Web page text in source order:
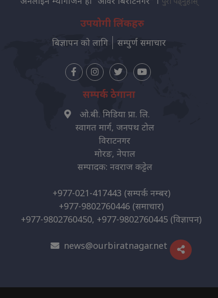
उपयोगी लिंकहरु
बिज्ञापन को लागि सम्पुर्ण समाचार
सम्पर्क ठेगाना
ओ.बी. मिडिया प्रा. लि.
स्वागत मार्ग, जनपथ टोल
विराटनगर
मोरङ, नेपाल
सम्पादक: नवराज कट्टेल
+977-021-417443 (सम्पर्क नम्बर)
+977-9802760446 (समाचार)
+977-9802760450, +977-9802760445 (विज्ञापन)
news@ourbiratnagar.net